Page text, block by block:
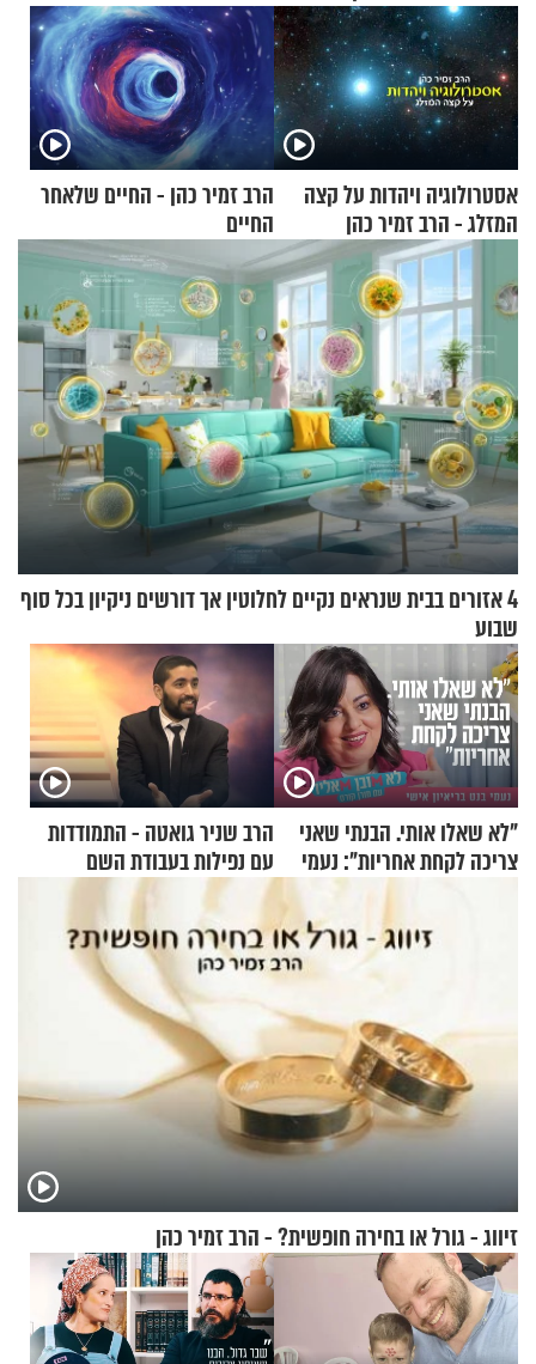
אסטרולוגיה ויהדות על קצה
המזלג - הרב זמיר כהן
הרב זמיר כהן - החיים שלאחר
החיים
4 אזורים בבית שנראים נקיים לחלוטין אך דורשים ניקיון בכל סוף
שבוע
"לא שאלו אותי. הבנתי שאני
צריכה לקחת אחריות": נעמי
בנט בריאיון אישי
הרב שניר גואטה - התמודדות
עם נפילות בעבודת השם
זיווג - גורל או בחירה חופשית? - הרב זמיר כהן